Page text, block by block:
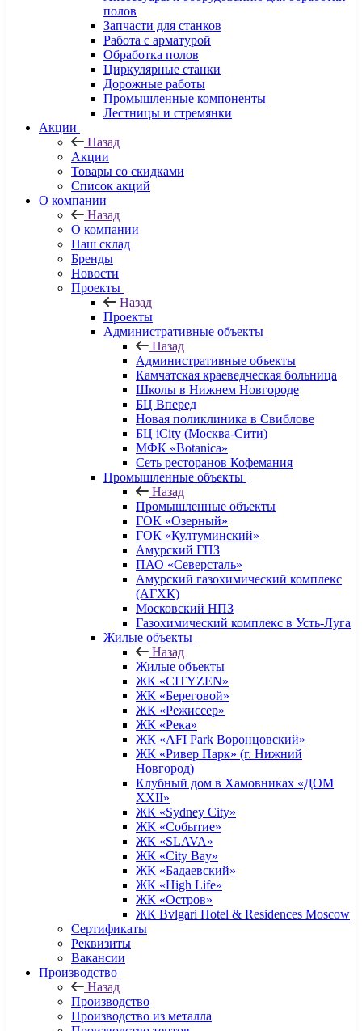
полов
Запчасти для станков
Работа с арматурой
Обработка полов
Циркулярные станки
Дорожные работы
Промышленные компоненты
Лестницы и стремянки
Акции
Назад
Акции
Товары со скидками
Список акций
О компании
Назад
О компании
Наш склад
Бренды
Новости
Проекты
Назад
Проекты
Административные объекты
Назад
Административные объекты
Камчатская краеведческая больница
Школы в Нижнем Новгороде
БЦ Вперед
Новая поликлиника в Свиблове
БЦ iCity (Москва-Сити)
МФК «Botanica»
Сеть ресторанов Кофемания
Промышленные объекты
Назад
Промышленные объекты
ГОК «Озерный»
ГОК «Култуминский»
Амурский ГПЗ
ПАО «Северсталь»
Амурский газохимический комплекс
(АГХК)
Московский НПЗ
Газохимический комплекс в Усть-Луга
Жилые объекты
Назад
Жилые объекты
ЖК «CITYZEN»
ЖК «Береговой»
ЖК «Режиссер»
ЖК «Река»
ЖК «AFI Park Воронцовский»
ЖК «Ривер Парк» (г. Нижний
Новгород)
Клубный дом в Хамовниках «ДОМ
XXII»
ЖК «Sydney City»
ЖК «Событие»
ЖК «SLAVA»
ЖК «City Bay»
ЖК «Бадаевский»
ЖК «High Life»
ЖК «Остров»
ЖК Bvlgari Hotel & Residences Moscow
Сертификаты
Реквизиты
Вакансии
Производство
Назад
Производство
Производство из металла